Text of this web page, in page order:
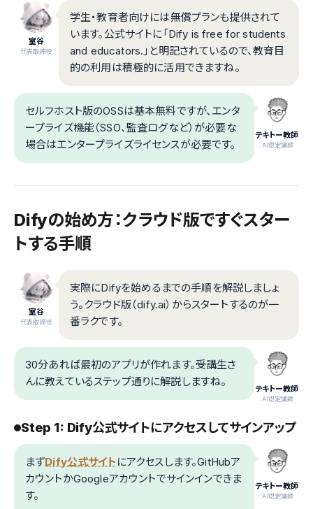
室谷
代表取締役
学生・教育者向けには無償プランも提供されて
います。公式サイトに「Dify is free for students
and educators.」と明記されているので、教育目
的の利用は積極的に活用できますね。
テキトー教師
.AI認定講師
セルフホスト版のOSSは基本無料ですが、エンタ
ープライズ機能（SSO、監査ログなど）が必要な
場合はエンタープライズライセンスが必要です。
Difyの始め方：クラウド版ですぐスター
トする手順
室谷
代表取締役
実際にDifyを始めるまでの手順を解説しましょ
う。クラウド版（dify.ai）からスタートするのが一
番ラクです。
テキトー教師
.AI認定講師
30分あれば最初のアプリが作れます。受講生さ
んに教えているステップ通りに解説しますね。
Step 1: Dify公式サイトにアクセスしてサインアップ
テキトー教師
.AI認定講師
まずDify公式サイト にアクセスします。GitHubア
カウントかGoogleアカウントでサインインできま
す。